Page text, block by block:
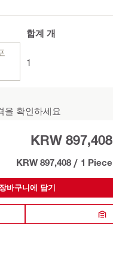
합계 개
1
을 확인하세요
KRW 897,408
KRW 897,408 / 1 Piece
장바구니에 담기